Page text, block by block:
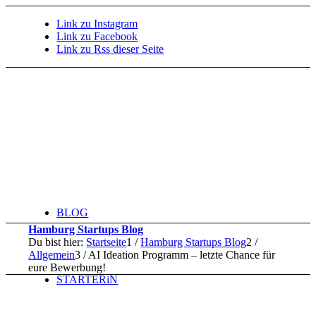
Link zu Instagram
Link zu Facebook
Link zu Rss dieser Seite
BLOG
STARTERiN
Hamburg Startups Blog
Du bist hier: Startseite1 / Hamburg Startups Blog2 /
Allgemein3 / AI Ideation Programm – letzte Chance für
eure Bewerbung!